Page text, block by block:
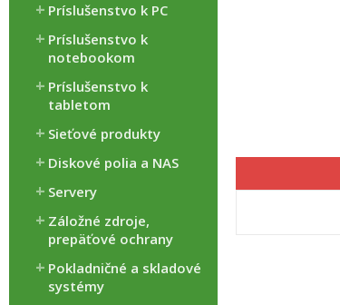
Príslušenstvo k PC
Príslušenstvo k
notebookom
Príslušenstvo k
tabletom
Sieťové produkty
Diskové polia a NAS
Servery
Záložné zdroje,
prepäťové ochrany
Pokladničné a skladové
systémy